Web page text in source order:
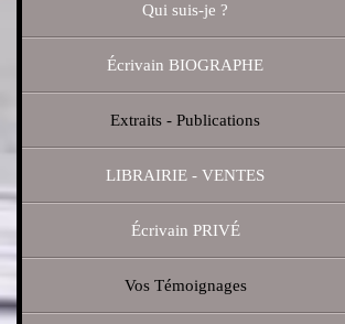
Qui suis-je ?
Écrivain BIOGRAPHE
Extraits - Publications
LIBRAIRIE - VENTES
Écrivain PRIVÉ
Vos Témoignages